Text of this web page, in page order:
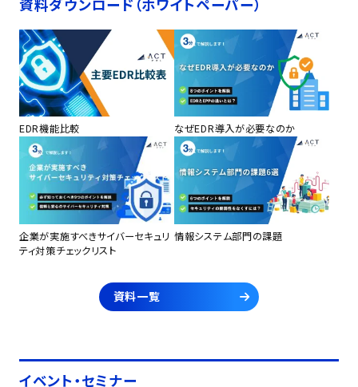
資料ダウンロード（ホワイトペーパー）
EDR機能比較 なぜEDR導入が必要なのか
企業が実施すべきサイバーセキュリ
ティ対策チェックリスト
情報システム部門の課題
資料一覧
イベント・セミナー